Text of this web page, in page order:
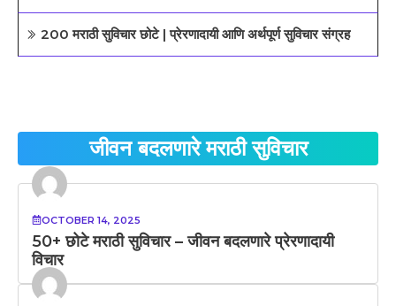
200 मराठी सुविचार छोटे | प्रेरणादायी आणि अर्थपूर्ण सुविचार संग्रह
जीवन बदलणारे मराठी सुविचार
OCTOBER 14, 2025
50+ छोटे मराठी सुविचार – जीवन बदलणारे प्रेरणादायी
विचार